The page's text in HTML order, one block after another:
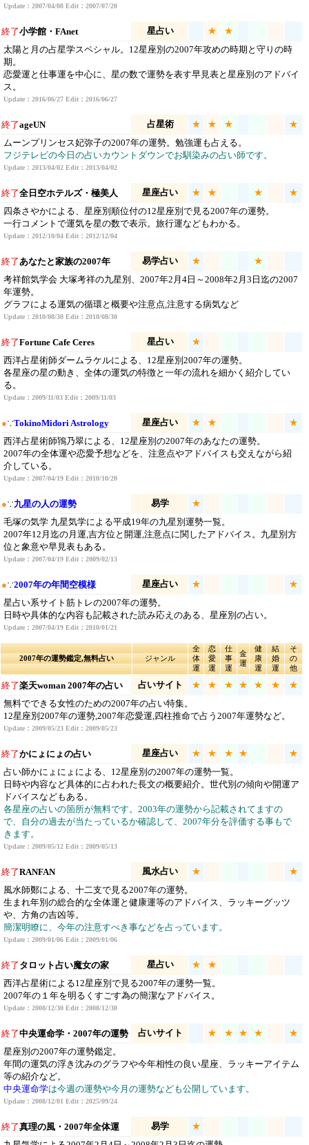
Update：2007/04/08 Edit：2007/07/20
終了小学館・FAnet 星占い ★
★
太陽と月の占星学スペシャル。12星座別の2007年攻めの時期と守りの時
期。
恋愛運と仕事運を中心に、星の数で運勢を表す早見表と星座別のアドバイ
ス。
Update：2016/06/27 Edit：2016/06/27
終了ageUN 占星術 ★ ★ ★
★
ムーンプリンセス妃弥子の2007年の運勢。勉強運も占える。
フジテレビの今日の占いカウントダウンでお馴染みの占い師です。
Update：2013/04/02 Edit：2013/04/02
終了全日空ホテルズ・極美人 星座占い ★ ★ ★
★
四条さやかによる、星座別順位付の12星座別で見る2007年の運勢。
一行コメントで運気を星の数で表示。旅行運などもわかる。
Update：2012/10/04 Edit：2012/12/04
終了あなたと家族の2007年 易学占い ★
★
考祥館気学会 大塚考祥の九星別、2007年2月4日～2008年2月3日迄の2007
年運勢。
グラフによる運気の循環と概要や注意点,注意する病気など
Update：2010/08/30 Edit：2010/08/30
終了Fortune Cafe Ceres 星占い
★
西洋占星術師ダームラケルによる、12星座別2007年の運勢。
各星座の星の動き、全体の運気の特徴と一年の流れを細かく紹介してい
る。
Update：2009/11/03 Edit：2009/11/03
●∵TokinoMidori Astrology 星座占い ★ ★
★
西洋占星術師鴇乃翠による、12星座別の2007年のあなたの運勢。
2007年の全体運や恋愛予想などを、注意点やアドバイスも交えながら紹
介している。
Update：2007/04/19 Edit：2010/10/20
●∵九星の人の運勢 易学
★
毛塚の気学 九星気学による平成19年の九星別運勢一覧。
2007年12月迄の月運,吉方位と開運,注意点に関したアドバイス。九星別方
位と象意や早見表もある。
Update：2007/04/19 Edit：2009/02/13
●∵2007年の年間空模様 星座占い ★
★
星占い系サイト筋トレの2007年の運勢。
日時や具体的な内容も記載された読み応えのある、星座別の占い。
Update：2007/04/19 Edit：2010/01/21
2007年の運勢鑑定,無料占い ジャンル
全
体
運
恋
愛
運
仕
事
運
金
運
健
康
運
結
婚
運
そ
の
他
終了楽天woman 2007年の占い 占いサイト ★ ★ ★ ★ ★ ★
★
無料でできる女性のための2007年の占い特集。
12星座別2007年の運勢,2007年恋愛運,四柱推命で占う2007年運勢など。
Update：2009/05/23 Edit：2009/05/23
終了かにょにょの占い 星座占い ★ ★ ★ ★
★
占い師かにょにょによる、12星座別の2007年の運勢一覧。
日時や内容など具体的に占われた長文の概要紹介。世代別の傾向や開運ア
ドバイスなどもある。
各星座の占いの箇所が無料です。2003年の運勢から記載されてますの
で、自分の過去が当たっているか確認して、2007年分を評価する事もで
きます。
Update：2009/05/12 Edit：2009/05/13
終了RANFAN 風水占い ★
★
風水師鄭による、十二支で見る2007年の運勢。
生まれ年別の総合的な全体運と健康運等のアドバイス、ラッキーグッツ
や、方角の吉凶等。
簡潔明瞭に、今年の注意すべき事などを占っています。
Update：2009/01/06 Edit：2009/01/06
終了 タロット占い魔女の家 星占い ★
★
西洋占星術による12星座別で見る2007年の運勢一覧。
2007年の１年を明るくすごす為の簡潔なアドバイス。
Update：2008/12/30 Edit：2008/12/30
終了中央運命学・2007年の運勢 占いサイト ★ ★ ★ ★
★
星座別の2007年の運勢鑑定。
年間の運気の浮き沈みのグラフや今年相性の良い星座、ラッキーアイテム
等の紹介など。
中央運命学は今週の運勢や今月の運勢なども公開しています。
Update：2008/12/01 Edit：2025/09/24
終了真理の風・2007年全体運 易学
★